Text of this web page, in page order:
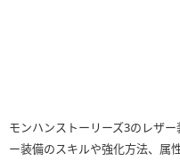
モンハンストーリーズ3のレザ
ー装備のスキルや強化方法、属